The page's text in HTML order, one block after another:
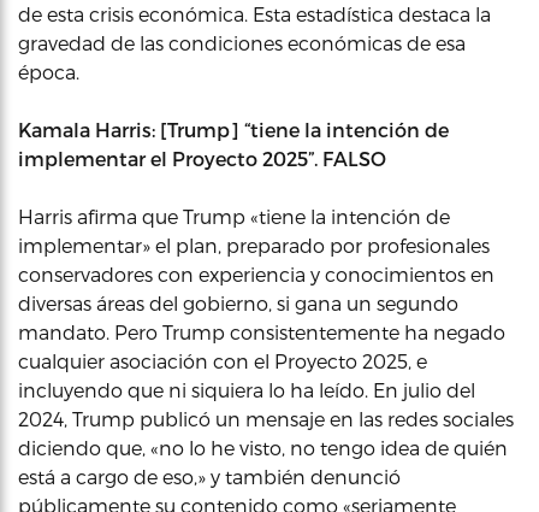
de esta crisis económica. Esta estadística destaca la
gravedad de las condiciones económicas de esa
época.
Kamala Harris: [Trump] “tiene la intención de
implementar el Proyecto 2025”. FALSO
Harris afirma que Trump «tiene la intención de
implementar» el plan, preparado por profesionales
conservadores con experiencia y conocimientos en
diversas áreas del gobierno, si gana un segundo
mandato. Pero Trump consistentemente ha negado
cualquier asociación con el Proyecto 2025, e
incluyendo que ni siquiera lo ha leído. En julio del
2024, Trump publicó un mensaje en las redes sociales
diciendo que, «no lo he visto, no tengo idea de quién
está a cargo de eso,» y también denunció
públicamente su contenido como «seriamente